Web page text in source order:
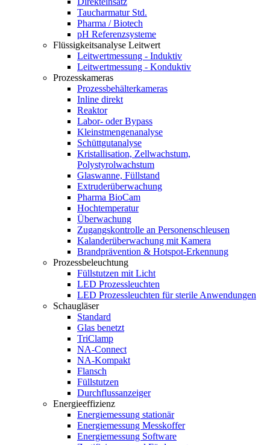
Taucharmatur Std.
Pharma / Biotech
pH Referenzsysteme
Flüssigkeitsanalyse Leitwert
Leitwertmessung - Induktiv
Leitwertmessung - Konduktiv
Prozesskameras
Prozessbehälterkameras
Inline direkt
Reaktor
Labor- oder Bypass
Kleinstmengenanalyse
Schüttgutanalyse
Kristallisation, Zellwachstum,
Polystyrolwachstum
Glaswanne, Füllstand
Extruderüberwachung
Pharma BioCam
Hochtemperatur
Überwachung
Zugangskontrolle an Personenschleusen
Kalanderüberwachung mit Kamera
Brandprävention & Hotspot-Erkennung
Prozessbeleuchtung
Füllstutzen mit Licht
LED Prozessleuchten
LED Prozessleuchten für sterile Anwendungen
Schaugläser
Standard
Glas benetzt
TriClamp
NA-Connect
NA-Kompakt
Flansch
Füllstutzen
Durchflussanzeiger
Energieeffizienz
Energiemessung stationär
Energiemessung Messkoffer
Energiemessung Software